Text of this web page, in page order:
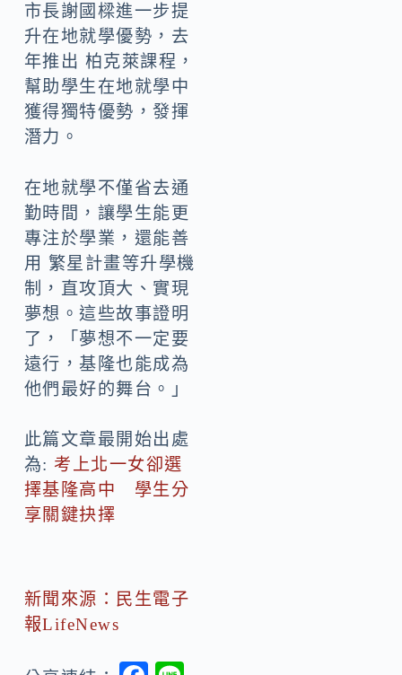
市長謝國樑進一步提
升在地就學優勢，去
年推出 柏克萊課程，
幫助學生在地就學中
獲得獨特優勢，發揮
潛力。
在地就學不僅省去通
勤時間，讓學生能更
專注於學業，還能善
用 繁星計畫等升學機
制，直攻頂大、實現
夢想。這些故事證明
了，「夢想不一定要
遠行，基隆也能成為
他們最好的舞台。」
此篇文章最開始出處
為: 考上北一女卻選
擇基隆高中 學生分
享關鍵抉擇
新聞來源：民生電子
報LifeNews